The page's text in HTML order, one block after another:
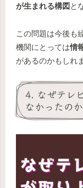
が生まれる構図 と
この問題は今後も
機関にとっては情
があるのかもしれ
4. なぜテレ
なかったの